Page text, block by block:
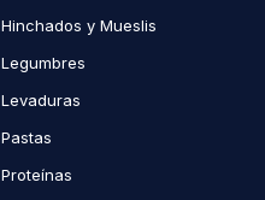
Hinchados y Mueslis
Legumbres
Levaduras
Pastas
Proteínas